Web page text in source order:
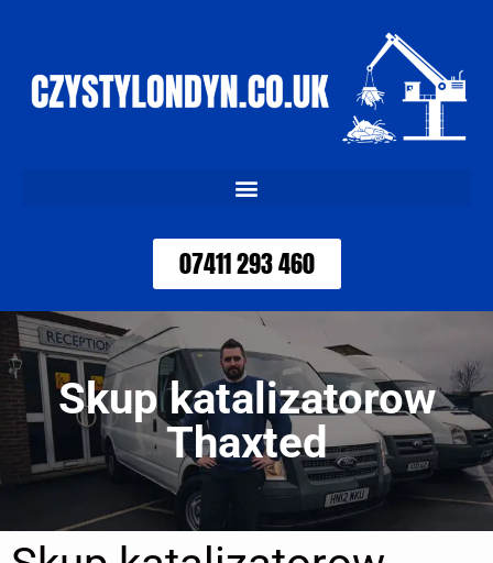
07411 293 460
Skup katalizatorow
Thaxted